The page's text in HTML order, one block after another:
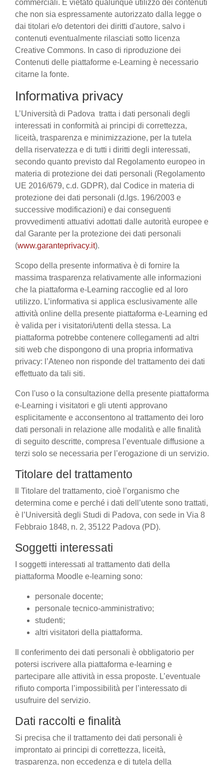
commerciali. È vietato qualunque utilizzo dei contenuti
che non sia espressamente autorizzato dalla legge o
dai titolari e/o detentori dei diritti d'autore, salvo i
contenuti eventualmente rilasciati sotto licenza
Creative Commons. In caso di riproduzione dei
Contenuti delle piattaforme e-Learning è necessario
citarne la fonte.
Informativa privacy
L’Università di Padova tratta i dati personali degli
interessati in conformità ai principi di correttezza,
liceità, trasparenza e minimizzazione, per la tutela
della riservatezza e di tutti i diritti degli interessati,
secondo quanto previsto dal Regolamento europeo in
materia di protezione dei dati personali (Regolamento
UE 2016/679, c.d. GDPR), dal Codice in materia di
protezione dei dati personali (d.lgs. 196/2003 e
successive modificazioni) e dai conseguenti
provvedimenti attuativi adottati dalle autorità europee e
dal Garante per la protezione dei dati personali
(www.garanteprivacy.it).
Scopo della presente informativa è di fornire la
massima trasparenza relativamente alle informazioni
che la piattaforma e-Learning raccoglie ed al loro
utilizzo. L’informativa si applica esclusivamente alle
attività online della presente piattaforma e-Learning ed
è valida per i visitatori/utenti della stessa. La
piattaforma potrebbe contenere collegamenti ad altri
siti web che dispongono di una propria informativa
privacy: l’Ateneo non risponde del trattamento dei dati
effettuato da tali siti.
Con l'uso o la consultazione della presente piattaforma
e-Learning i visitatori e gli utenti approvano
esplicitamente e acconsentono al trattamento dei loro
dati personali in relazione alle modalità e alle finalità
di seguito descritte, compresa l’eventuale diffusione a
terzi solo se necessaria per l’erogazione di un servizio.
Titolare del trattamento
Il Titolare del trattamento, cioè l’organismo che
determina come e perché i dati dell’utente sono trattati,
è l’Università degli Studi di Padova, con sede in Via 8
Febbraio 1848, n. 2, 35122 Padova (PD).
Soggetti interessati
I soggetti interessati al trattamento dati della
piattaforma Moodle e-learning sono:
personale docente;
personale tecnico-amministrativo;
studenti;
altri visitatori della piattaforma.
Il conferimento dei dati personali è obbligatorio per
potersi iscrivere alla piattaforma e-learning e
partecipare alle attività in essa proposte. L’eventuale
rifiuto comporta l’impossibilità per l’interessato di
usufruire del servizio.
Dati raccolti e finalità
Si precisa che il trattamento dei dati personali è
improntato ai principi di correttezza, liceità,
trasparenza, non eccedenza e di tutela della